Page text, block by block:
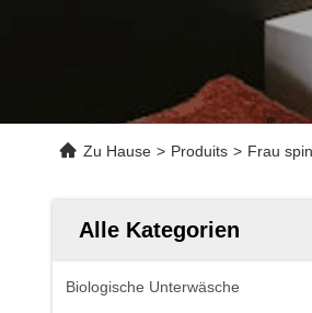
Zu Hause > Produits > Frau
Alle Kategorien
Biologische Unterwäsche